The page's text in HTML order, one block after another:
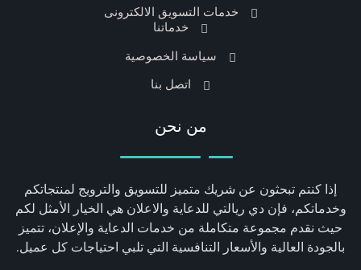
من نحن
إذا كنتم تبحثون عن شريك متميز للتسويق والترويج لمنتجاتكم
وخدماتكم، فإن دي ريالتي للدعاية والاعلان هي الخيار الأمثل لكم
حيث نقدم مجموعة متكاملة من خدمات الدعاية والإعلان، تتميز
بالجودة العالية والأسعار التنافسية التي تلبي احتياجات كل عميل.
خدمات التسويق الالكترونى
خدماتنا
سياسة الخصوصية
اتصل بنا